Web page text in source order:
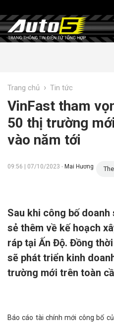
Trang chủ › Tin tức
VinFast tham
50 thị trường
vào năm tới
09:56 | 07/10/2023 - Mai Hương
Sau khi công bố doanh
sẻ thêm về kế hoạch
ráp tại Ấn Độ. Đồng
sẽ phát triển kinh
trường mới trên toàn
Báo cáo tài chính mới công bố